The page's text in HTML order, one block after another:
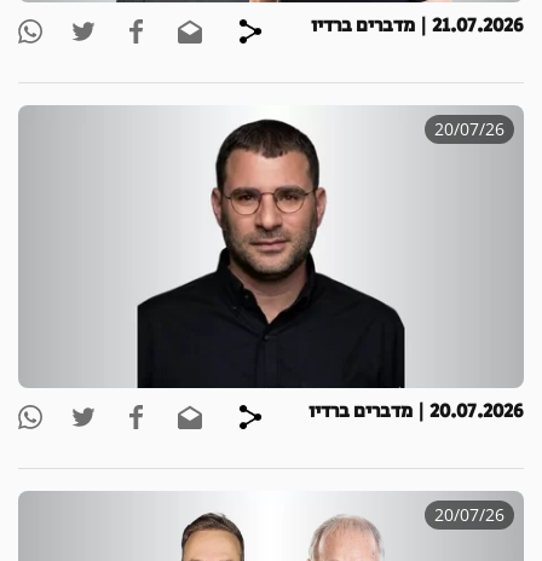
21.07.2026 | מדברים ברדיו
20/07/26
20.07.2026 | מדברים ברדיו
20/07/26